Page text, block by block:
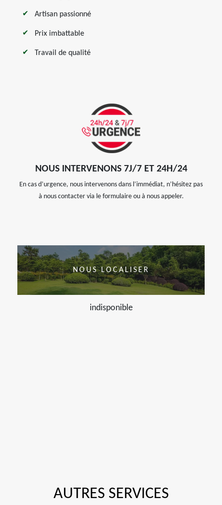
Artisan passionné
Prix imbattable
Travail de qualité
NOUS INTERVENONS 7J/7 ET 24H/24
En cas d’urgence, nous intervenons dans l’immédiat, n’hésitez pas
à nous contacter via le formulaire ou à nous appeler.
NOUS LOCALISER
indisponible
AUTRES SERVICES